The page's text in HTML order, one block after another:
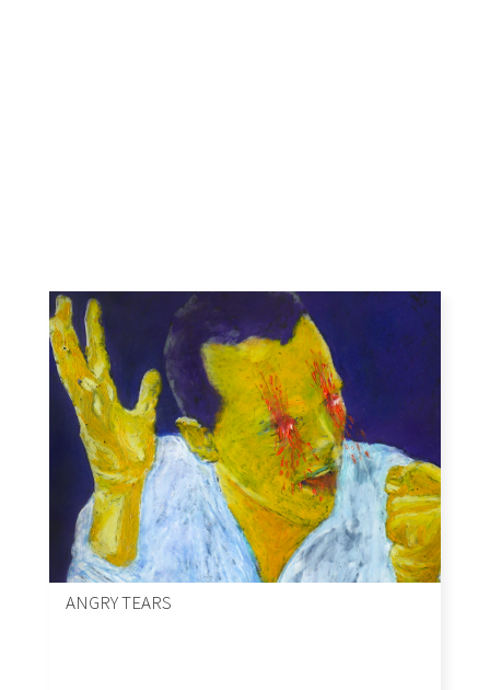
ANGRY TEARS